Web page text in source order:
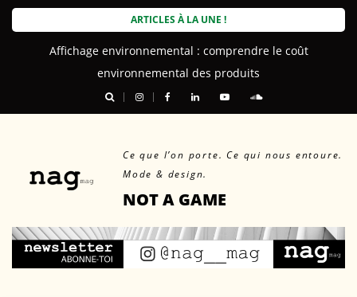
Skip
ARTICLES À LA UNE !
Affichage environnemental : comprendre le coût
environnemental des produits
Ce que l’on porte. Ce qui nous entoure.
Mode & design.
NOT A GAME